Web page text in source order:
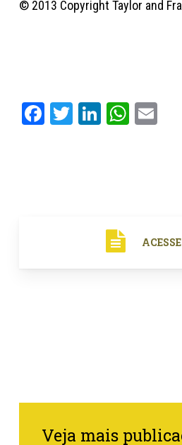
© 2013 Copyright Taylor and
Facebook
Twitter
LinkedIn
Veja mais